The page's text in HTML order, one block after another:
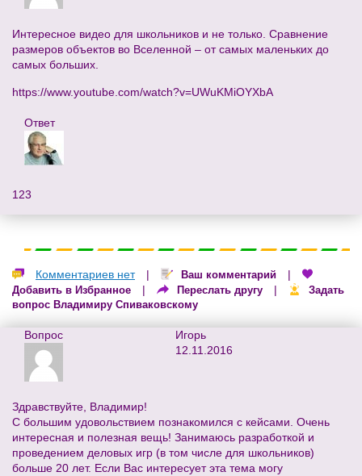
Интересное видео для школьников и не только. Сравнение
размеров объектов во Вселенной – от самых маленьких до
самых больших.
https://www.youtube.com/watch?v=UWuKMiOYXbA
Ответ
123
Комментариев нет | Ваш комментарий |
Добавить в Избранное | Переслать другу |
Задать
вопрос Владимиру Спиваковскому
Вопрос
Игорь
12.11.2016
Здравствуйте, Владимир!
С большим удовольствием познакомился с кейсами. Очень
интересная и полезная вещь! Занимаюсь разработкой и
проведением деловых игр (в том числе для школьников)
больше 20 лет. Если Вас интересует эта тема могу